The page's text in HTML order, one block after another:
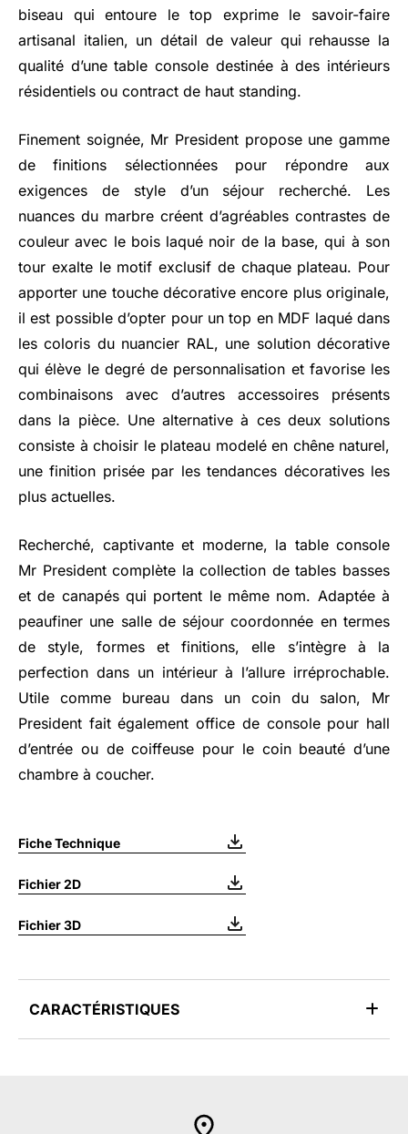
biseau qui entoure le top exprime le savoir-faire
artisanal italien, un détail de valeur qui rehausse la
qualité d’une table console destinée à des intérieurs
résidentiels ou contract de haut standing.
Finement soignée, Mr President propose une gamme
de finitions sélectionnées pour répondre aux
exigences de style d’un séjour recherché. Les
nuances du marbre créent d’agréables contrastes de
couleur avec le bois laqué noir de la base, qui à son
tour exalte le motif exclusif de chaque plateau. Pour
apporter une touche décorative encore plus originale,
il est possible d’opter pour un top en MDF laqué dans
les coloris du nuancier RAL, une solution décorative
qui élève le degré de personnalisation et favorise les
combinaisons avec d’autres accessoires présents
dans la pièce. Une alternative à ces deux solutions
consiste à choisir le plateau modelé en chêne naturel,
une finition prisée par les tendances décoratives les
plus actuelles.
Recherché, captivante et moderne, la table console
Mr President complète la collection de tables basses
et de canapés qui portent le même nom. Adaptée à
peaufiner une salle de séjour coordonnée en termes
de style, formes et finitions, elle s’intègre à la
perfection dans un intérieur à l’allure irréprochable.
Utile comme bureau dans un coin du salon, Mr
President fait également office de console pour hall
d’entrée ou de coiffeuse pour le coin beauté d’une
chambre à coucher.
Fiche Technique
Fichier 2D
Fichier 3D
CARACTÉRISTIQUES